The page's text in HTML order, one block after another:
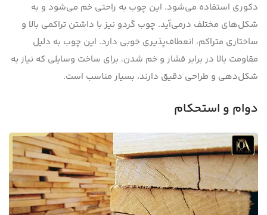
دکوری استفاده می‌شود. این چوب به راحتی خم می‌شود و به
شکل‌های مختلف درمی‌آید. چوب گردو نیز با داشتن تراکمی بالا و
ساختاری متراکم، انعطاف‌پذیری خوبی دارد. این چوب به دلیل
مقاومت بالا در برابر فشار و خم شدن، برای ساخت وسایلی که نیاز به
شکل‌دهی و طراحی دقیق دارند، بسیار مناسب است.
دوام و استحکام